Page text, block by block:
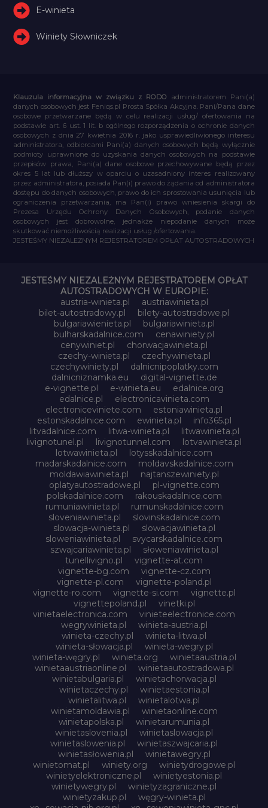
E-winieta
Winiety Słowniczek
Klauzula informacyjna w związku z RODO administratorem Pani(a)
danych osobowych jest Feniqs.pl Prosta Spółka Akcyjna. Pani/Pana dane
osobowe przetwarzane będą w celu realizacji usług/ ofertowania na
podstawie art. 6 ust. 1 lit. b ogólnego rozporządzenia o ochronie danych
osobowych z dnia 27 kwietnia 2016 r. jako usprawiedliwionego interesu
administratora, odbiorcami Pani(a) danych osobowych będą wyłącznie
podmioty uprawnione do uzyskania danych osobowych na podstawie
przepisów prawa, Pani(a) dane osobowe przechowywane będą przez
okres 5 lat lub dłuższy w oparciu o uzasadniony interes realizowany
przez administratora, posiada Pan(i) prawo do żądania od administratora
dostępu do danych osobowych, prawo do ich sprostowania usunięcia lub
ograniczenia przetwarzania, ma Pan(i) prawo wniesienia skargi do
Prezesa Urzędu Ochrony Danych Osobowych, podanie danych
osobowych jest dobrowolne, jednakże niepodanie danych może
skutkować niemożliwością realizacji usług /ofertowania.
JESTEŚMY NIEZALEŻNYM REJESTRATOREM OPŁAT AUTOSTRADOWYCH
JESTEŚMY NIEZALEŻNYM REJESTRATOREM OPŁAT
AUTOSTRADOWYCH W EUROPIE:
austria-winieta.pl
austriawinieta.pl
bilet-autostradowy.pl
bilety-autostradowe.pl
bulgariawienieta.pl
bulgariawinieta.pl
bulharskadalnice.com
cenawiniety.pl
cenywiniet.pl
chorwacjawinieta.pl
czechy-winieta.pl
czechywinieta.pl
czechywiniety.pl
dalnicnipoplatky.com
dalnicniznamka.eu
digital-vignette.de
e-vignette.pl
e-winieta.eu
edalnice.org
edalnice.pl
electronicavinieta.com
electroniceviniete.com
estoniawinieta.pl
estonskadalnice.com
ewinieta.pl
info365.pl
litvadalnice.com
litwa-winieta.pl
litwawinieta.pl
livignotunel.pl
livignotunnel.com
lotvawinieta.pl
lotwawinieta.pl
lotysskadalnice.com
madarskadalnice.com
moldavskadalnice.com
moldawiawinieta.pl
najtanszewiniety.pl
oplatyautostradowe.pl
pl-vignette.com
polskadalnice.com
rakouskadalnice.com
rumuniawinieta.pl
rumunskadalnice.com
sloveniawinieta.pl
slovinskadalnice.com
slowacja-winieta.pl
slowacjawinieta.pl
sloweniawinieta.pl
svycarskadalnice.com
szwajcariawinieta.pl
słoweniawinieta.pl
tunellivigno.pl
vignette-at.com
vignette-bg.com
vignette-cz.com
vignette-pl.com
vignette-poland.pl
vignette-ro.com
vignette-si.com
vignette.pl
vignettepoland.pl
vinetki.pl
vinietaelectronica.com
vinieteelectronice.com
wegrywinieta.pl
winieta-austria.pl
winieta-czechy.pl
winieta-litwa.pl
winieta-słowacja.pl
winieta-wegry.pl
winieta-węgry.pl
winieta.org
winietaaustria.pl
winietaaustriaonline.pl
winietaautostradowa.pl
winietabulgaria.pl
winietachorwacja.pl
winietaczechy.pl
winietaestonia.pl
winietalitwa.pl
winietalotwa.pl
winietamoldawia.pl
winietaonline.com
winietapolska.pl
winietarumunia.pl
winietaslovenia.pl
winietaslowacja.pl
winietaslowenia.pl
winietaszwajcaria.pl
winietasłowenia.pl
winietawegry.pl
winietomat.pl
winiety.org
winietydrogowe.pl
winietyelektroniczne.pl
winietyestonia.pl
winietywegry.pl
winietyzagraniczne.pl
winietyzakup.pl
węgry-winieta.pl